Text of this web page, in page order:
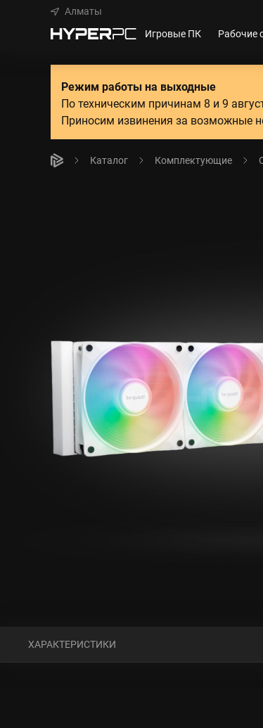
Алматы
Игровые ПК
Рабочие
Режим работы на выходные
По техническим причинам 8 и 9
Приносим извинения за возможные
Каталог Комплектующие
ХАРАКТЕРИСТИКИ